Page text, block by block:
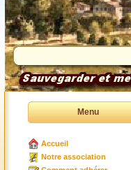
Menu
Accueil
Notre association